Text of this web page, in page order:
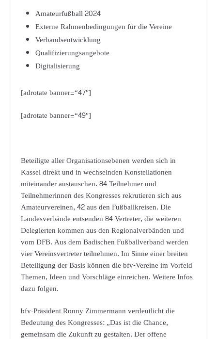
Amateurfußball 2024
Externe Rahmenbedingungen für die Vereine
Verbandsentwicklung
Qualifizierungsangebote
Digitalisierung
[adrotate banner=“47″]
[adrotate banner=“49″]
Beteiligte aller Organisationsebenen werden sich in
Kassel direkt und in wechselnden Konstellationen
miteinander austauschen. 84 Teilnehmer und
Teilnehmerinnen des Kongresses rekrutieren sich aus
Amateurvereinen, 42 aus den Fußballkreisen. Die
Landesverbände entsenden 84 Vertreter, die weiteren
Delegierten kommen aus den Regionalverbänden und
vom DFB. Aus dem Badischen Fußballverband werden
vier Vereinsvertreter teilnehmen. Im Sinne einer breiten
Beteiligung der Basis können die bfv-Vereine im Vorfeld
Themen, Ideen und Vorschläge einreichen. Weitere Infos
dazu folgen.
bfv-Präsident Ronny Zimmermann verdeutlicht die
Bedeutung des Kongresses: „Das ist die Chance,
gemeinsam die Zukunft zu gestalten. Der offene